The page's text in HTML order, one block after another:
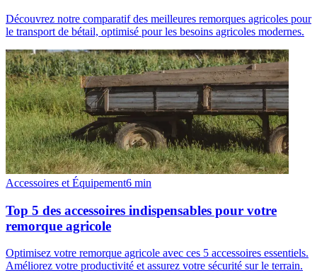
Découvrez notre comparatif des meilleures remorques agricoles pour
le transport de bétail, optimisé pour les besoins agricoles modernes.
Accessoires et Équipement6 min
Top 5 des accessoires indispensables pour votre
remorque agricole
Optimisez votre remorque agricole avec ces 5 accessoires essentiels.
Améliorez votre productivité et assurez votre sécurité sur le terrain.